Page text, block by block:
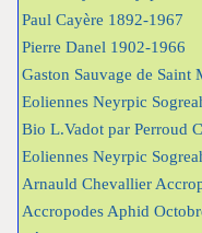
Paul Cayère 1892-1967
Pierre Danel 1902-1966
Gaston Sauvage de Saint
Eoliennes Neyrpic
Bio L.Vadot par Perroud
Eoliennes Neyrpic
Arnauld Chevallier
Accropodes Aphid